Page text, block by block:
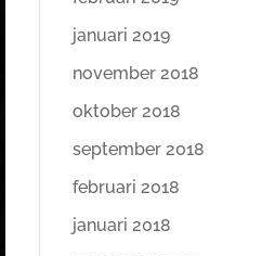
januari 2019
november 2018
oktober 2018
september 2018
februari 2018
januari 2018